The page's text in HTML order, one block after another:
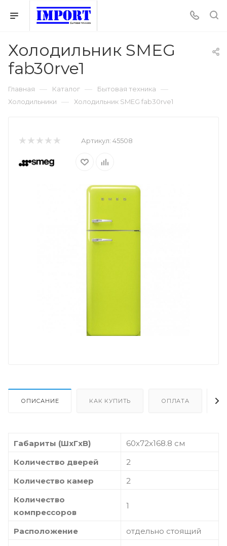
Холодильник SMEG
fab30rve1
Главная — Каталог — Бытовая техника —
Холодильники — Холодильник SMEG fab30rve1
Артикул: 45508
ОПИСАНИЕ КАК КУПИТЬ ОПЛАТА
Габариты (ШxГxВ)
60x72x168.8 см
Количество дверей
2
Количество камер
2
Количество
компрессоров
1
Расположение
отдельно стоящий